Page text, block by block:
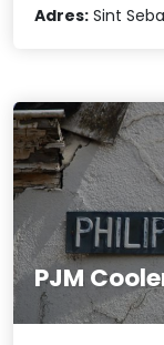
Adres: Sint
PJM